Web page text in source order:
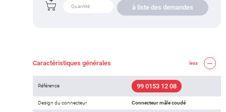
à liste des demandes
Caractéristiques générales less
Référence 99 0153 12 08
Design du connecteur Connecteur mâle coudé